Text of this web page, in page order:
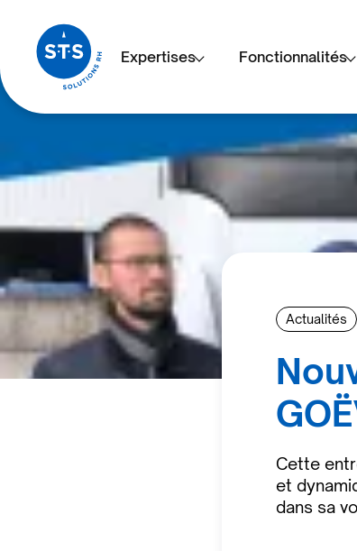
Expertises Fonctionnalités
Actualités
Cette
et
dans sa